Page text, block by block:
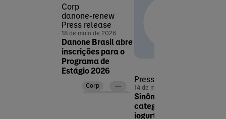
Corp
danone-renew
Press release
18 de maio de 2026
Danone Brasil abre
inscrições para o
Programa de
Estágio 2026
Corp
danone-renew
Press release
14 de maio de 2026
Sinônimo de
categoria de
iogurtes no Brasil,